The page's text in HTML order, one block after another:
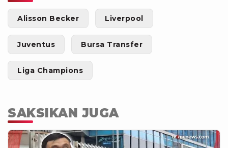
Alisson Becker Liverpool
Juventus Bursa Transfer
Liga Champions
SAKSIKAN JUGA